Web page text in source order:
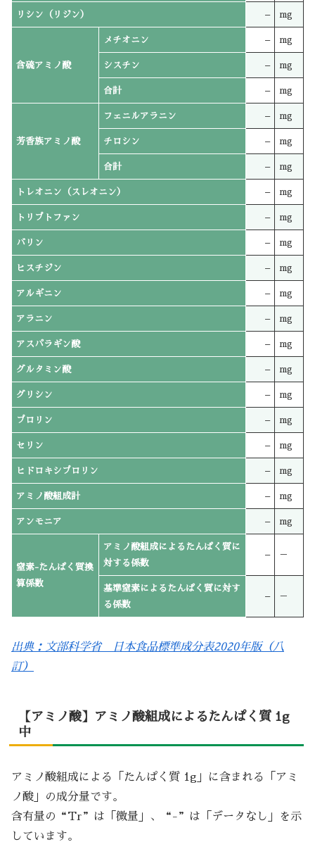
リシン（リジン） – mg
含硫アミノ酸
メチオニン – mg
シスチン – mg
合計 – mg
芳香族アミノ酸
フェニルアラニン – mg
チロシン – mg
合計 – mg
トレオニン（スレオニン） – mg
トリプトファン – mg
バリン – mg
ヒスチジン – mg
アルギニン – mg
アラニン – mg
アスパラギン酸 – mg
グルタミン酸 – mg
グリシン – mg
プロリン – mg
セリン – mg
ヒドロキシプロリン – mg
アミノ酸組成計 – mg
アンモニア – mg
窒素-たんぱく質換
算係数
アミノ酸組成によるたんぱく質に
対する係数
– －
基準窒素によるたんぱく質に対す
る係数
– －
出典：文部科学省 日本食品標準成分表2020年版（八
訂）
【アミノ酸】アミノ酸組成によるたんぱく質 1g
中
アミノ酸組成による「たんぱく質 1g」に含まれる「アミ
ノ酸」の成分量です。
含有量の“Tr”は「微量」、“-”は「データなし」を示
しています。